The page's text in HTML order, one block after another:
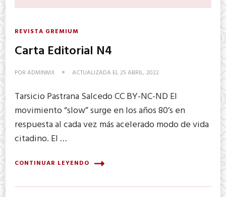
REVISTA GREMIUM
Carta Editorial N4
POR ADMINMX ACTUALIZADA EL25 ABRIL, 2022
Tarsicio Pastrana Salcedo CC BY-NC-ND El
movimiento “slow” surge en los años 80’s en
respuesta al cada vez más acelerado modo de vida
citadino. El …
CONTINUAR LEYENDO